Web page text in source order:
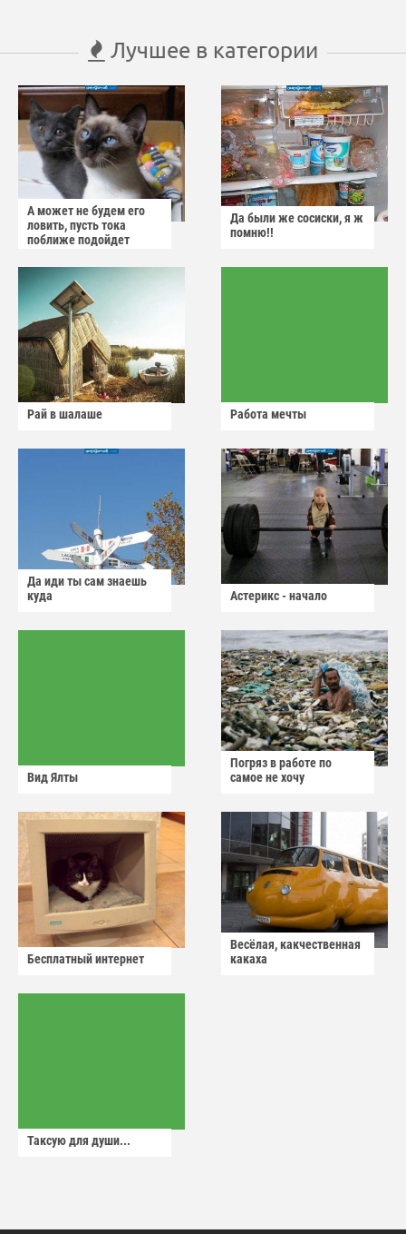
Лучшее в категории
А может не будем его
ловить, пусть тока
поближе подойдет
Да были же сосиски, я ж
помню!!
Рай в шалаше Работа мечты
Да иди ты сам знаешь
куда
Астерикс - начало
Вид Ялты
Погряз в работе по
самое не хочу
Бесплатный интернет
Весёлая, какчественная
какаха
Таксую для души...